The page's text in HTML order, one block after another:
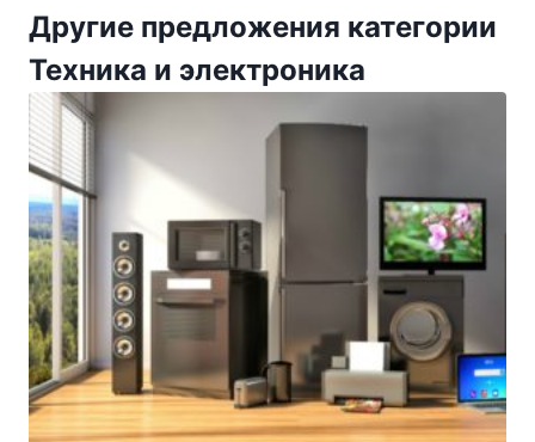
Другие предложения категории
Техника и электроника